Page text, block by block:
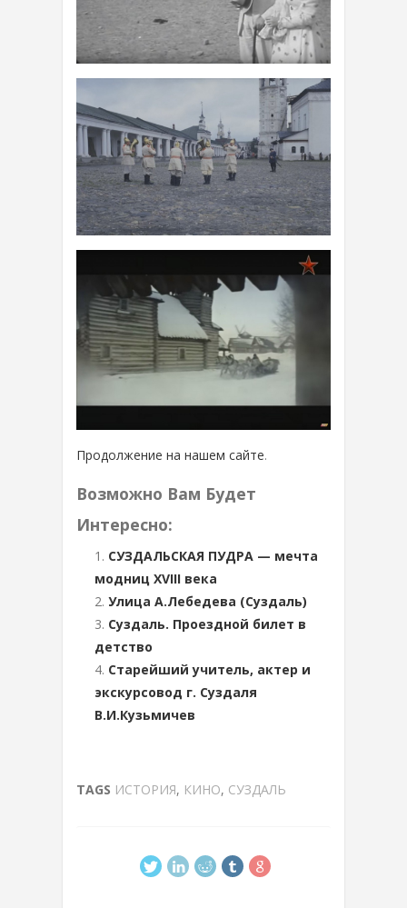
Продолжение на нашем сайте.
Возможно Вам Будет
Интересно:
СУЗДАЛЬСКАЯ ПУДРА — мечта
модниц XVIII века
Улица А.Лебедева (Суздаль)
Суздаль. Проездной билет в
детство
Старейший учитель, актер и
экскурсовод г. Суздаля
В.И.Кузьмичев
TAGS ИСТОРИЯ, КИНО, СУЗДАЛЬ